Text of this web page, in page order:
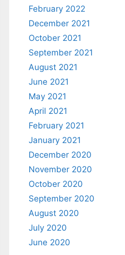
February 2022
December 2021
October 2021
September 2021
August 2021
June 2021
May 2021
April 2021
February 2021
January 2021
December 2020
November 2020
October 2020
September 2020
August 2020
July 2020
June 2020